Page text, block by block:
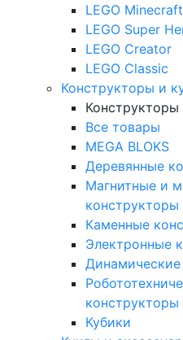
LEGO Minecraft
LEGO Super
LEGO Creator
LEGO Classic
Конструкторы и
Конструкторы
Все товары
MEGA BLOKS
Деревянные
Магнитные и
конструкторы
Каменные
Электронные
конструкторы
Кубики